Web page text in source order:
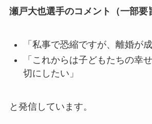
瀬戸大也選手のコメント（一部要
「私事で恐縮ですが、離婚が
「これからは子どもたちの幸
切にしたい」
と発信しています。